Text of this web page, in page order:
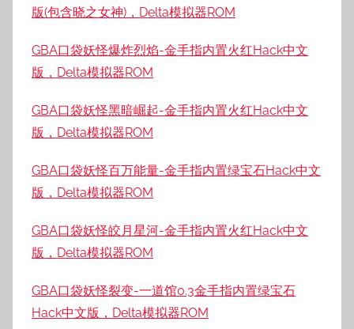
版(包含晓之女神)，Delta模拟器ROM
GBA口袋妖怪爆炸烈焰-金手指内置火红Hack中文
版，Delta模拟器ROM
GBA口袋妖怪黑暗崛起-金手指内置火红Hack中文
版，Delta模拟器ROM
GBA口袋妖怪百万能量-金手指内置绿宝石Hack中文
版，Delta模拟器ROM
GBA口袋妖怪皎月星河-金手指内置火红Hack中文
版，Delta模拟器ROM
GBA口袋妖怪裂变-一道馆0.3金手指内置绿宝石
Hack中文版，Delta模拟器ROM